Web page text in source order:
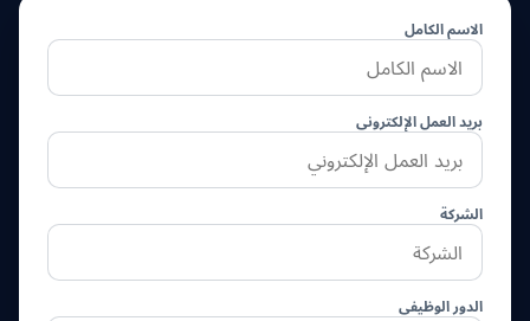
الاسم الكامل
بريد العمل الإلكتروني
الشركة
الدور الوظيفي